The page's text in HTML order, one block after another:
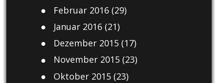
Februar 2016(29)
Januar 2016(21)
Dezember 2015(17)
November 2015(23)
Oktober 2015(23)